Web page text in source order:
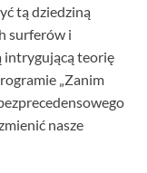
tą dziedziną
surferów i
intrygującą teorię
„Zanim
nasze